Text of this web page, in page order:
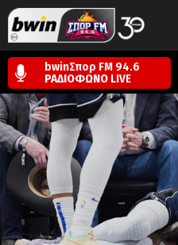
bwinΣπορ FM 94.6
ΡΑΔΙΟΦΩΝΟ LIVE